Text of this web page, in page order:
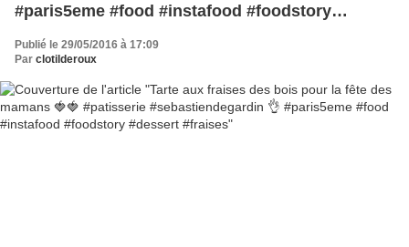
#paris5eme #food #instafood #foodstory
#dessert #fraises
Publié le 29/05/2016 à 17:09
Par clotilderoux